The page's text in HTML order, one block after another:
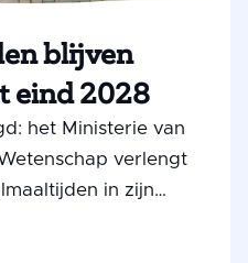
blijven
eind 2028
het Ministerie van
verlengt
in zijn
december 2028. Dit
en rust